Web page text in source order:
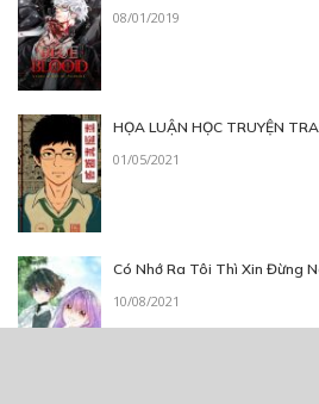
08/01/2019
HỌA LUẬN HỌC TRUYỆN
01/05/2021
Có Nhớ Ra Tôi Thì Xin Đừng
10/08/2021